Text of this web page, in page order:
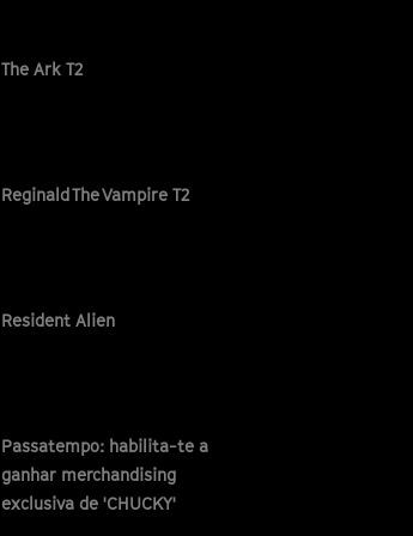
The Ark T2
Reginald The Vampire T2
Resident Alien
Passatempo: habilita-te a
ganhar merchandising
exclusiva de 'CHUCKY'